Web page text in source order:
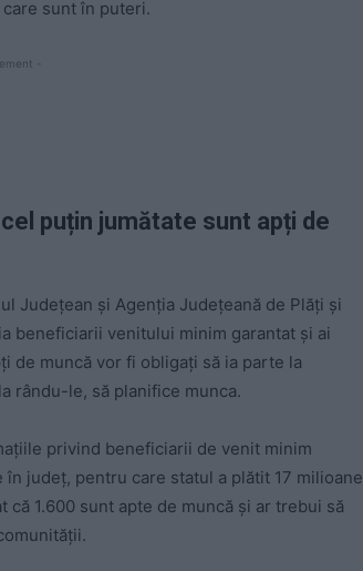
sunt în puteri.
-
puțin jumătate sunt apți de
Județean și Agenția Județeană de Plăți și
beneficiarii venitului minim garantat și ai
de muncă vor fi obligați să ia parte la
rându-le, să planifice munca.
privind beneficiarii de venit minim
județ, pentru care statul a plătit 17 milioane
1.600 sunt apte de muncă și ar trebui să